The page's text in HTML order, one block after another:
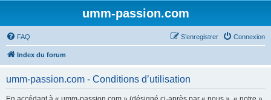
umm-passion.com
FAQ Connexion
S’enregistrer
Index du forum
umm-passion.com - Conditions d’utilisation